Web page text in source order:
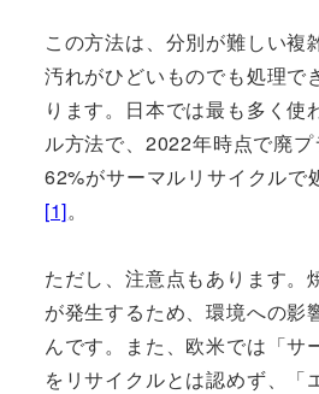
この方法は、分別が難しい複
汚れがひどいものでも処理で
ります。日本では最も多く使
ル方法で、2022年時点で廃
62%がサーマルリサイクルで
[1]。
ただし、注意点もあります。
が発生するため、環境への影
んです。また、欧米では「サ
をリサイクルとは認めず、「